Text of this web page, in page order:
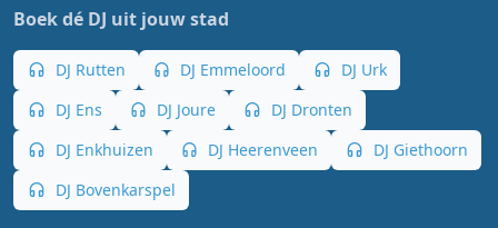
Boek dé DJ uit jouw stad
DJ Rutten DJ Emmeloord
DJ Urk
DJ Ens
DJ Joure
DJ Dronten
DJ Enkhuizen
DJ Heerenveen
DJ Giethoorn
DJ Bovenkarspel